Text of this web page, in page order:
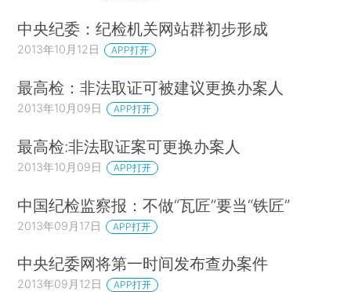
中央纪委：纪检机关网站群初步形成
2013年10月12日 APP打开
最高检：非法取证可被建议更换办案人
2013年10月09日 APP打开
最高检:非法取证案可更换办案人
2013年10月09日 APP打开
中国纪检监察报：不做“瓦匠”要当“铁匠”
2013年09月17日 APP打开
中央纪委网将第一时间发布查办案件
2013年09月12日 APP打开